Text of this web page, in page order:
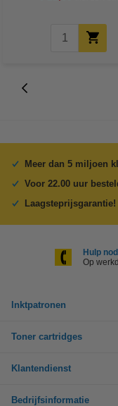
Meer dan 5 miljoen
Voor 22.00 uur
Laagsteprijsgarantie!
Hulp
Op
Inktpatronen
Toner cartridges
Klantendienst
Bedrijfsinformatie